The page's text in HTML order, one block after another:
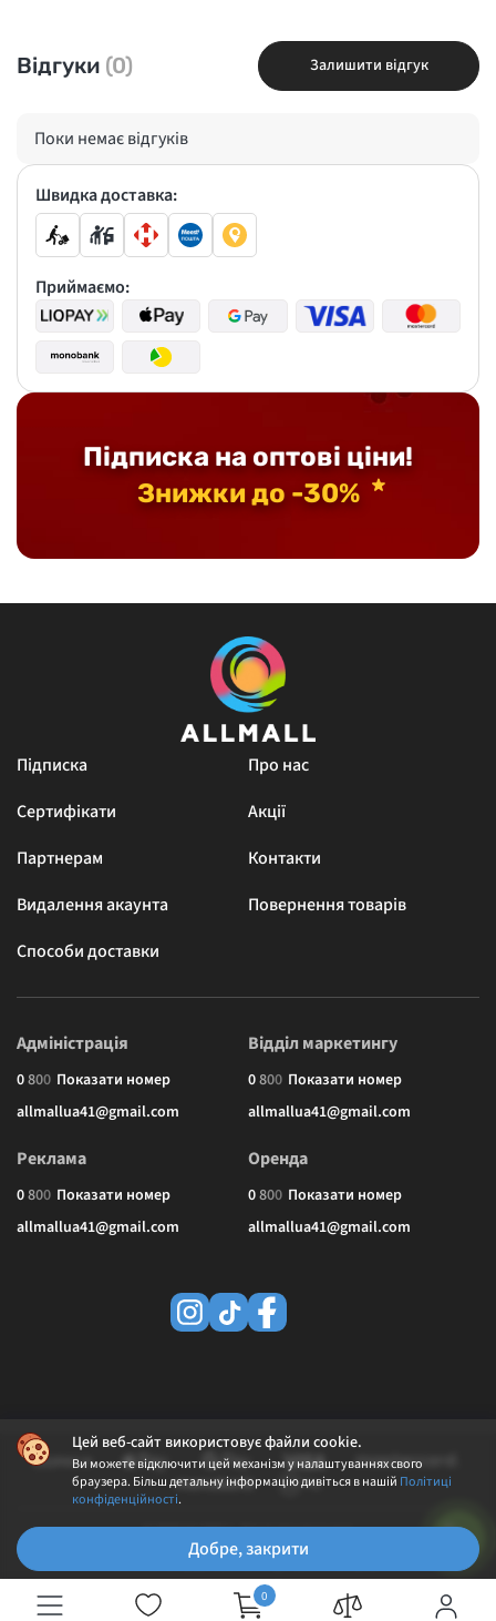
0
Відгуки (0) Залишити відгук
Поки немає відгуків
Підписка на оптові ціни!
Знижки до -30%
Швидка доставка:
Приймаємо:
Цей веб-сайт використовує файли cookie.
Ви можете відключити цей механізм у налаштуваннях свого
браузера. Більш детальну інформацію дивіться в нашій Політиці
конфіденційності.
Добре, закрити
Підписка
Про нас
Сертифікати
Акції
Партнерам
Контакти
Видалення акаунта
Повернення товарів
Способи доставки
Адміністрація
0800 Показати номер
allmallua41@gmail.com
Відділ маркетингу
0800 Показати номер
allmallua41@gmail.com
Реклама
0800 Показати номер
allmallua41@gmail.com
Оренда
0800 Показати номер
allmallua41@gmail.com
© 2026 ALLMALL. Всі права захищені.
Політика конфіденційності